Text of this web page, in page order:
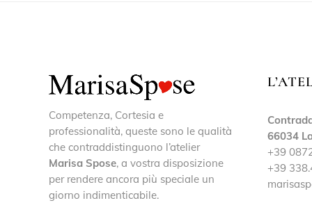
Competenza, Cortesia e
professionalità, queste sono le qualità
che contraddistinguono l’atelier
Marisa Spose, a vostra disposizione
per rendere ancora più speciale un
giorno indimenticabile.
66034
+39
+39